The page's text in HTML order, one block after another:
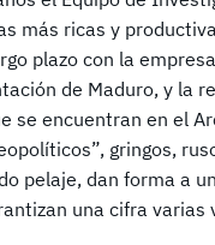
más ricas y
plazo con la
de Maduro, y la
se encuentran en el
gringos,
pelaje, dan forma a
una cifra